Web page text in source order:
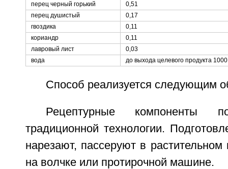
перец черный горький
0,51
перец душистый
0,17
гвоздика
0,11
кориандр
0,11
лавровый лист
0,03
вода
до выхода целевого продукта 1000
Способ реализуется следующим
Рецептурные компоненты
традиционной технологии.
нарезают, пассеруют в
на волчке или протирочной машине.